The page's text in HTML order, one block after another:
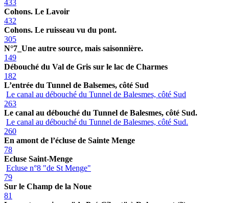
433
Cohons. Le Lavoir
432
Cohons. Le ruisseau vu du pont.
305
N°7_Une autre source, mais saisonnière.
149
Débouché du Val de Gris sur le lac de Charmes
182
L’entrée du Tunnel de Balsemes, côté Sud
Le canal au débouché du Tunnel de Balesmes, côté Sud
263
Le canal au débouché du Tunnel de Balesmes, côté Sud.
Le canal au débouché du Tunnel de Balesmes, côté Sud.
260
En amont de l’écluse de Sainte Menge
78
Ecluse Saint-Menge
Ecluse n°8 "de St Menge"
79
Sur le Champ de la Noue
81